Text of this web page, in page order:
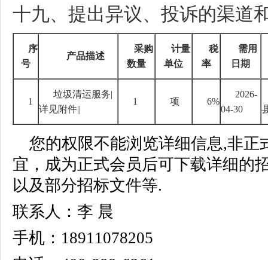
十九、提出异议、投诉的渠道
序
号
产品描述
采购
数量
计量
单位
税
率
需用
日期
1
垃圾清运服务|
详见附件||
1 项 6%
2026-
04-30
您的权限不能浏览详细信息,非正
宜，成为正式会员后可下载详细的
以及部分招标文件等.
联系人：李 晨
手机：18911078205